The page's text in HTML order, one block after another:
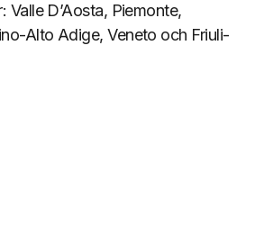
Valle D’Aosta, Piemonte,
Alto Adige, Veneto och Friuli-